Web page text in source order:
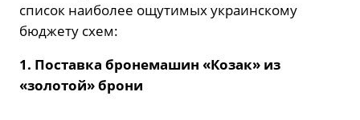
список наиболее ощутимых украинскому
бюджету схем:
1. Поставка бронемашин «Козак» из
«золотой» брони